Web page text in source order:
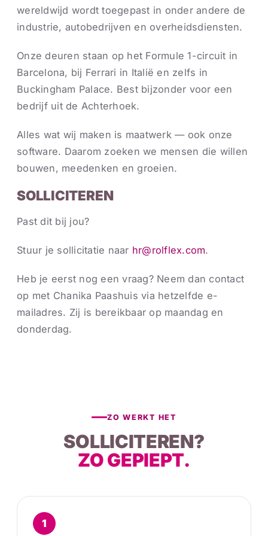
wereldwijd wordt toegepast in onder andere de
industrie, autobedrijven en overheidsdiensten.
Onze deuren staan op het Formule 1-circuit in
Barcelona, bij Ferrari in Italië en zelfs in
Buckingham Palace. Best bijzonder voor een
bedrijf uit de Achterhoek.
Alles wat wij maken is maatwerk — ook onze
software. Daarom zoeken we mensen die willen
bouwen, meedenken en groeien.
SOLLICITEREN
Past dit bij jou?
Stuur je sollicitatie naar hr@rolflex.com.
Heb je eerst nog een vraag? Neem dan contact
op met Chanika Paashuis via hetzelfde e-
mailadres. Zij is bereikbaar op maandag en
donderdag.
ZO WERKT HET
SOLLICITEREN?
ZO GEPIEPT.
1